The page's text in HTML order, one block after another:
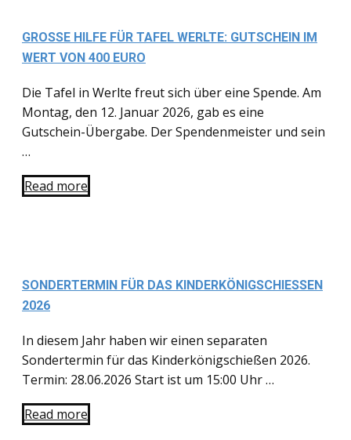
GROSSE HILFE FÜR TAFEL WERLTE: GUTSCHEIN IM W
ERT VON 400 EURO
Die Tafel in Werlte freut sich über eine Spende. Am
Montag, den 12. Januar 2026, gab es eine
Gutschein-Übergabe. Der Spendenmeister und sein
…
Read more
SONDERTERMIN FÜR DAS KINDERKÖNIGSCHIESSEN 2
026
In diesem Jahr haben wir einen separaten
Sondertermin für das Kinderkönigschießen 2026.
Termin: 28.06.2026 Start ist um 15:00 Uhr …
Read more